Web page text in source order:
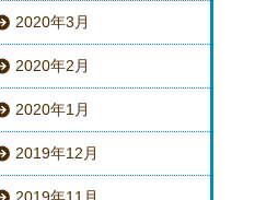
2020年3月
2020年2月
2020年1月
2019年12月